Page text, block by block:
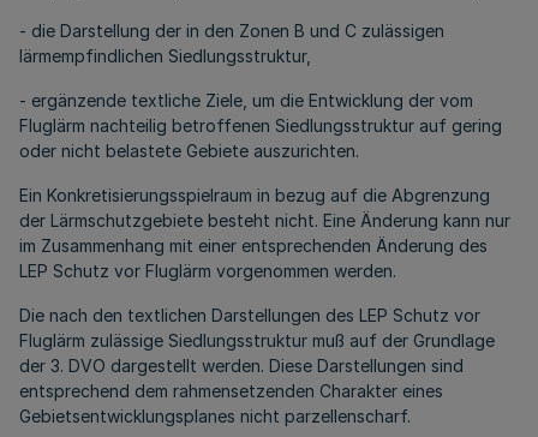
- die Darstellung der in den Zonen B und C zulässigen
lärmempfindlichen Siedlungsstruktur,
- ergänzende textliche Ziele, um die Entwicklung der vom
Fluglärm nachteilig betroffenen Siedlungsstruktur auf gering
oder nicht belastete Gebiete auszurichten.
Ein Konkretisierungsspielraum in bezug auf die Abgrenzung
der Lärmschutzgebiete besteht nicht. Eine Änderung kann nur
im Zusammenhang mit einer entsprechenden Änderung des
LEP Schutz vor Fluglärm vorgenommen werden.
Die nach den textlichen Darstellungen des LEP Schutz vor
Fluglärm zulässige Siedlungsstruktur muß auf der Grundlage
der 3. DVO dargestellt werden. Diese Darstellungen sind
entsprechend dem rahmensetzenden Charakter eines
Gebietsentwicklungsplanes nicht parzellenscharf.